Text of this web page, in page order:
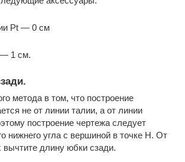
Pt — 0 см
1 см.
метода в том, что построение
не от линии талии, а от линии
построение чертежа следует
нижнего угла с вершиной в точке Н. От
вычтите длину юбки сзади.